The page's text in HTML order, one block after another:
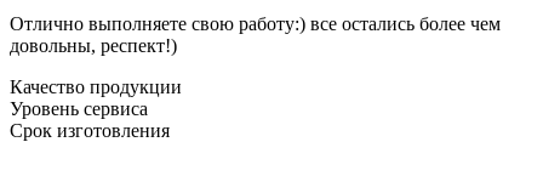
Отлично выполняете свою работу:) все остались более чем
довольны, респект!)
Качество продукции
Уровень сервиса
Срок изготовления